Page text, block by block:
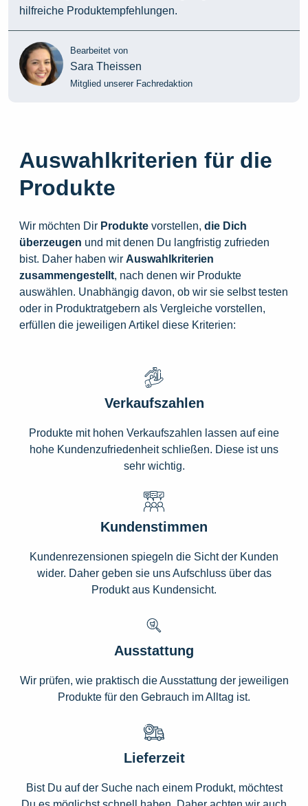
hilfreiche Produktempfehlungen.
Bearbeitet von
Sara Theissen
Mitglied unserer Fachredaktion
Auswahlkriterien für die
Produkte
Wir möchten Dir Produkte vorstellen, die Dich
überzeugen und mit denen Du langfristig zufrieden
bist. Daher haben wir Auswahlkriterien
zusammengestellt, nach denen wir Produkte
auswählen. Unabhängig davon, ob wir sie selbst testen
oder in Produktratgebern als Vergleiche vorstellen,
erfüllen die jeweiligen Artikel diese Kriterien:
Verkaufszahlen
Produkte mit hohen Verkaufszahlen lassen auf eine
hohe Kundenzufriedenheit schließen. Diese ist uns
sehr wichtig.
Kundenstimmen
Kundenrezensionen spiegeln die Sicht der Kunden
wider. Daher geben sie uns Aufschluss über das
Produkt aus Kundensicht.
Ausstattung
Wir prüfen, wie praktisch die Ausstattung der jeweiligen
Produkte für den Gebrauch im Alltag ist.
Lieferzeit
Bist Du auf der Suche nach einem Produkt, möchtest